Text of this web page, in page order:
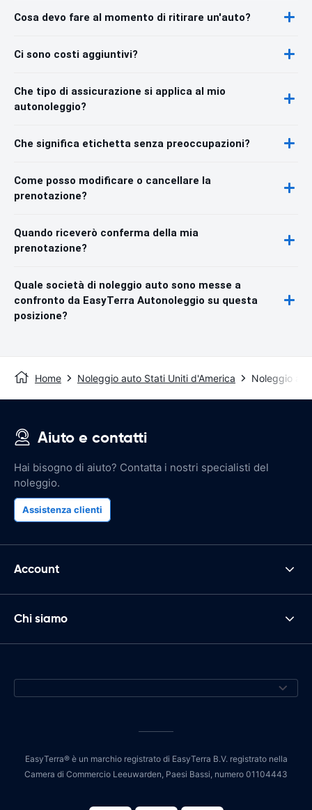
Cosa devo fare al momento di ritirare un'auto?
Ci sono costi aggiuntivi?
Che tipo di assicurazione si applica al mio
autonoleggio?
Che significa etichetta senza preoccupazioni?
Come posso modificare o cancellare la
prenotazione?
Quando riceverò conferma della mia
prenotazione?
Quale società di noleggio auto sono messe a
confronto da EasyTerra Autonoleggio su questa
posizione?
Home Noleggio auto Stati Uniti d'America Noleggio
Aiuto e contatti
Hai bisogno di aiuto? Contatta i nostri specialisti del
noleggio.
Assistenza clienti
Account
Chi siamo
EasyTerra® è un marchio registrato di EasyTerra B.V. registrato nella
Camera di Commercio Leeuwarden, Paesi Bassi, numero 01104443